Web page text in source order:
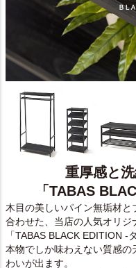
重厚感と
「TABAS
木目の美しいパイン無垢材
合わせた、当店の人気オリジ
「TABAS BLACK EDITION -
本物でしか味わえない質感
わいが出ます。